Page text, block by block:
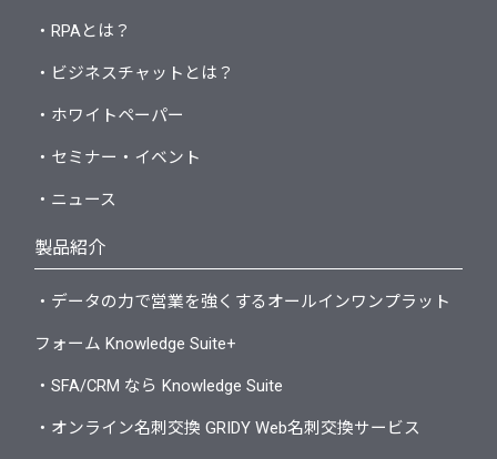
・RPAとは？
・ビジネスチャットとは？
・ホワイトペーパー
・セミナー・イベント
・ニュース
製品紹介
・データの力で営業を強くするオールインワンプラット
フォーム Knowledge Suite+
・SFA/CRM なら Knowledge Suite
・オンライン名刺交換 GRIDY Web名刺交換サービス